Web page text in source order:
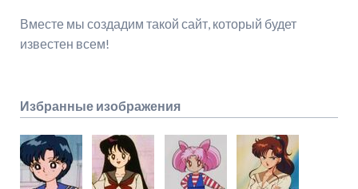
Вместе мы создадим такой сайт, который будет
известен всем!
Избранные изображения